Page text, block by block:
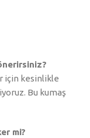
için kesinlikle
Bu kumaş
mi?